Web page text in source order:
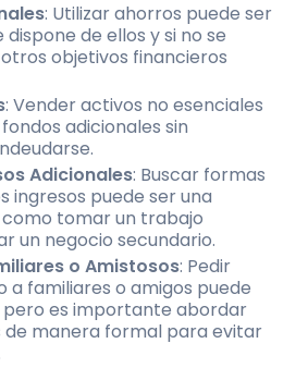
: Utilizar ahorros puede ser
dispone de ellos y si no se
objetivos financieros
: Vender activos no esenciales
adicionales sin
Adicionales: Buscar formas
ingresos puede ser una
como tomar un trabajo
un negocio secundario.
o Amistosos: Pedir
a familiares o amigos puede
pero es importante abordar
de manera formal para evitar